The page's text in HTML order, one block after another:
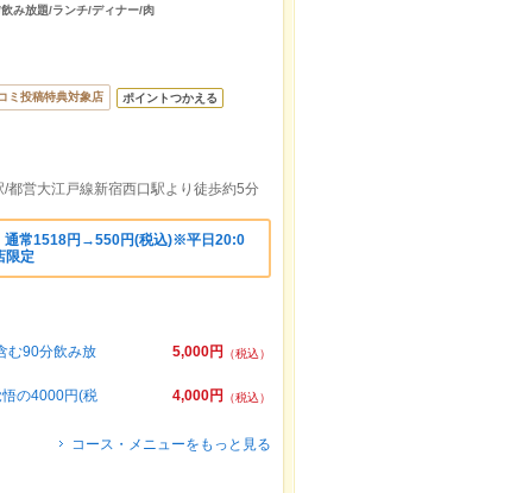
み放題/ランチ/ディナー/肉
ミ投稿特典対象店 ポイントつかえる
/都営大江戸線新宿西口駅より徒歩約5分
通常1518円→550円(税込)※平日20:0
限定
5,000円
（税込）
む90分飲み放
4,000円
（税込）
悟の4000円(税
コース・メニューをもっと見る